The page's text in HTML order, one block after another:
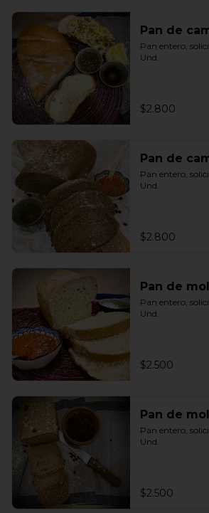
Pan de
Pan entero,
Und.
$2.800
Pan de
Pan entero,
Und.
$2.800
Pan de
Pan entero,
Und.
$2.500
Pan de
Pan entero,
Und.
$2.500